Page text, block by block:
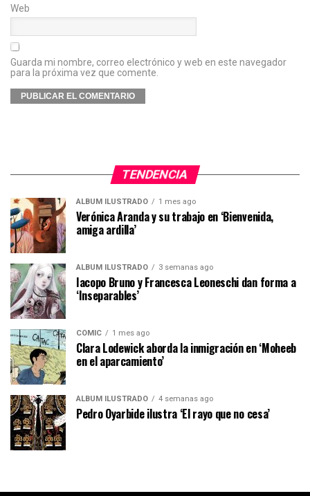
Web
Guarda mi nombre, correo electrónico y web en este navegador
para la próxima vez que comente.
TENDENCIA
ÁLBUM ILUSTRADO 1 mes ago
Verónica Aranda y su trabajo en ‘Bienvenida,
amiga ardilla’
ÁLBUM ILUSTRADO 3 semanas ago
Iacopo Bruno y Francesca Leoneschi dan forma a
‘Inseparables’
CÓMIC 1 mes ago
Clara Lodewick aborda la inmigración en ‘Moheeb
en el aparcamiento’
ÁLBUM ILUSTRADO 4 semanas ago
Pedro Oyarbide ilustra ‘El rayo que no cesa’